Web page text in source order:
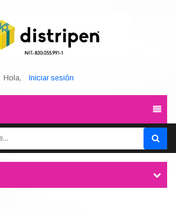
Hola, Iniciar sesión